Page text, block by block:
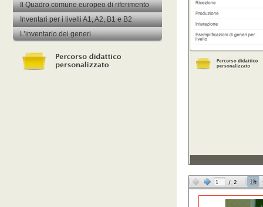
Il Quadro comune europeo di riferimento
Inventari per i livelli A1, A2, B1 e B2
L’inventario dei generi